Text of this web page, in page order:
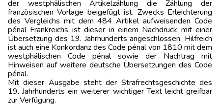
der westphälischen Artikelzählung die Zählung der
französischen Vorlage beigefügt ist. Zwecks Erleichterung
des Vergleichs mit dem 484 Artikel aufweisenden Code
pénal Frankreichs ist dieser in einem Nachdruck mit einer
Übersetzung des 19. Jahrhunderts angeschlossen. Hilfreich
ist auch eine Konkordanz des Code pénal von 1810 mit dem
westphälischen Code pénal sowie der Nachtrag mit
Hinweisen auf weitere deutsche Übersetzungen des Code
pénal.
Mit dieser Ausgabe steht der Strafrechtsgeschichte des
19. Jahrhunderts ein weiterer wichtiger Text leicht greifbar
zur Verfügung.